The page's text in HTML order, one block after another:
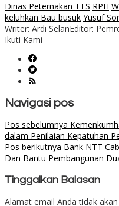
Dinas Peternakan TTS RPH
keluhkan Bau busuk Yusuf
Writer: Ardi SelanEditor:
Ikuti Kami
Navigasi pos
Pos sebelumnya
dalam Penilaian Kepatuhan
Pos berikutnya Bank NTT
Dan Bantu Pembangunan
Tinggalkan Balasan
Alamat email Anda tidak